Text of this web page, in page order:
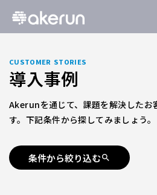
CUSTOMER STORIES
導入事例
Akerunを通じて、課題を解決したお
す。下記条件から探してみましょう。
条件から絞り込むsearch